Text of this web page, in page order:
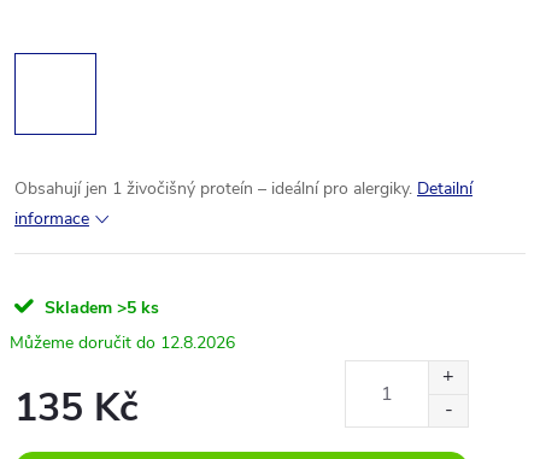
Obsahují jen 1 živočišný proteín – ideální pro alergiky. Detailní
informace
Skladem >5 ks
12.8.2026
135 Kč